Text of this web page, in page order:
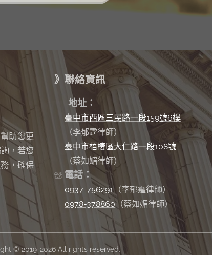
助您更
， 若您
，確保
》聯絡資訊
✉地址：
臺中市西區三民路一段159號6樓
（李郁霆律師）
臺中市梧棲區大仁路一段108號
（蔡如媚律師）
☏ 電話：
0937-756291（李郁霆律師）
0978-378860（蔡如媚律師）
© 2019-2026 All rights reserved.